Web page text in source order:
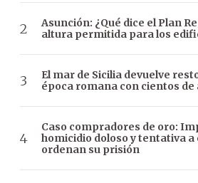
Asunción: ¿Qué dice el Plan
altura permitida para los
El mar de Sicilia devuelve
época romana con cientos de
Caso compradores de oro:
homicidio doloso y tentativa a
ordenan su prisión